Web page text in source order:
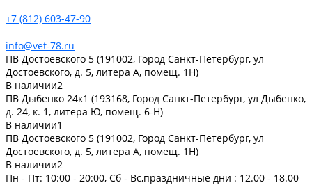
+7 (812) 603-47-90
info@vet-78.ru
ПВ Достоевского 5 (191002, Город Санкт-Петербург, ул
Достоевского, д. 5, литера А, помещ. 1Н)
В наличии2
ПВ Дыбенко 24к1 (193168, Город Санкт-Петербург, ул Дыбенко,
д. 24, к. 1, литера Ю, помещ. 6-Н)
В наличии1
ПВ Достоевского 5 (191002, Город Санкт-Петербург, ул
Достоевского, д. 5, литера А, помещ. 1Н)
В наличии2
Пн - Пт: 10:00 - 20:00, Сб - Вс,праздничные дни : 12.00 - 18.00